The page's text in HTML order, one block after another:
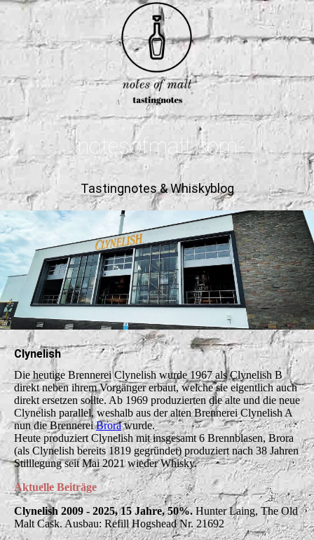
notesofmalt.com
Tastingnotes & Whiskyblog
Clynelish
Die heutige Brennerei Clynelish wurde 1967 als Clynelish B
direkt neben ihrem Vorgänger erbaut, welche sie eigentlich auch
direkt ersetzen sollte. Ab 1969 produzierten die alte und die neue
Clynelish parallel, weshalb aus der alten Brennerei Clynelish A
nun die BrennereiBrorawurde.
Heute produziert Clynelish mit insgesamt 6 Brennblasen, Brora
(als Clynelish bereits 1819 gegründet) produziert nach 38 Jahren
Stilllegung seit Mai 2021 wieder Whisky.
Aktuelle Beiträge
Clynelish 2009 - 2025, 15 Jahre, 50%. Hunter Laing, The Old
Malt Cask. Ausbau: Refill Hogshead Nr. 21692